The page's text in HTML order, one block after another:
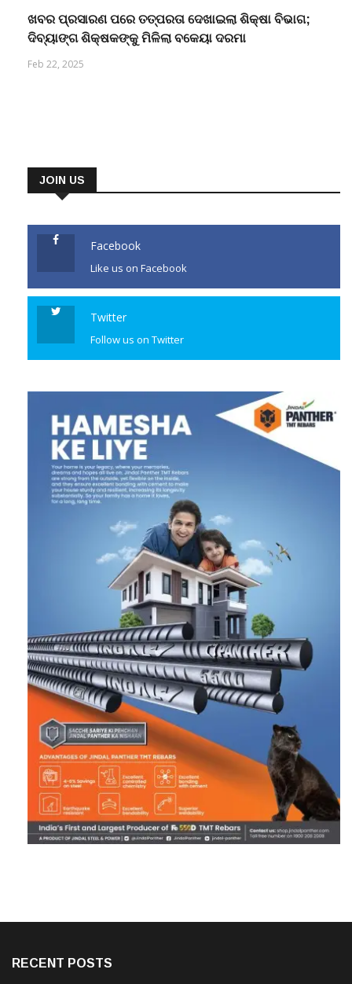
ଖବର ପ୍ରସାରଣ ପରେ ତତ୍ପରତା ଦେଖାଇଲା ଶିକ୍ଷା ବିଭାଗ;
ଦିବ୍ୟାଙ୍ଗ ଶିକ୍ଷକଙ୍କୁ ମିଳିଲା ବକେୟା ଦରମା
Feb 22, 2025
JOIN US
Facebook
Like us on Facebook
Twitter
Follow us on Twitter
RECENT POSTS